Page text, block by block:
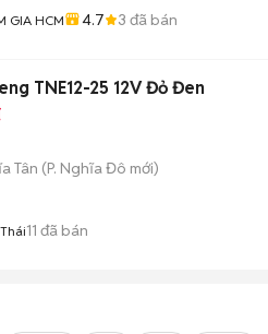
GIA HCM 4.7 3 đã bán
TNE12-25 12V Đỏ Đen
Tân (P. Nghĩa Đô mới)
11 đã bán